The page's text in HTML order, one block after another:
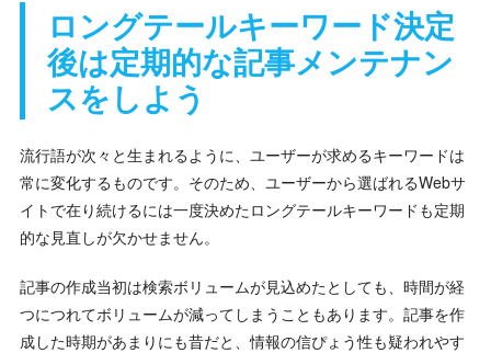
ロングテールキーワード決定
後は定期的な記事メンテナン
スをしよう
流行語が次々と生まれるように、ユーザーが求めるキーワードは
常に変化するものです。そのため、ユーザーから選ばれるWebサ
イトで在り続けるには一度決めたロングテールキーワードも定期
的な見直しが欠かせません。
記事の作成当初は検索ボリュームが見込めたとしても、時間が経
つにつれてボリュームが減ってしまうこともあります。記事を作
成した時期があまりにも昔だと、情報の信ぴょう性も疑われやす